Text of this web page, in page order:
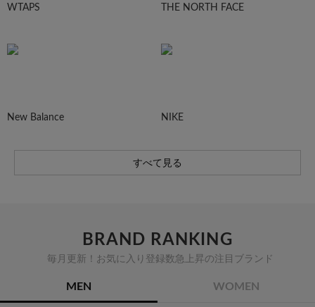
WTAPS THE NORTH FACE
New Balance NIKE
すべて見る
BRAND RANKING
毎月更新！お気に入り登録数急上昇の注目ブランド
MEN WOMEN